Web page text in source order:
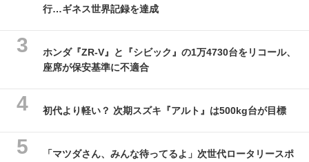
行…ギネス世界記録を達成
ホンダ『ZR-V』と『シビック』の1万4730台をリコール、
座席が保安基準に不適合
初代より軽い？ 次期スズキ『アルト』は500kg台が目標
「マツダさん、みんな待ってるよ」次世代ロータリースポ